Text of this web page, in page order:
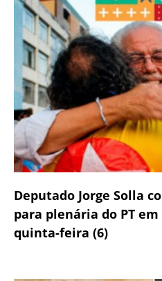
Deputado Jorge Solla
para plenária do PT
quinta-feira (6)